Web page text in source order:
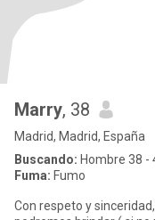
Marry, 38
Madrid, Madrid, España
Buscando: Hombre 38 -
Fuma: Fumo
Con respeto y